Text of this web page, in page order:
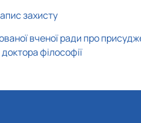
захисту
вченої ради про
філософії